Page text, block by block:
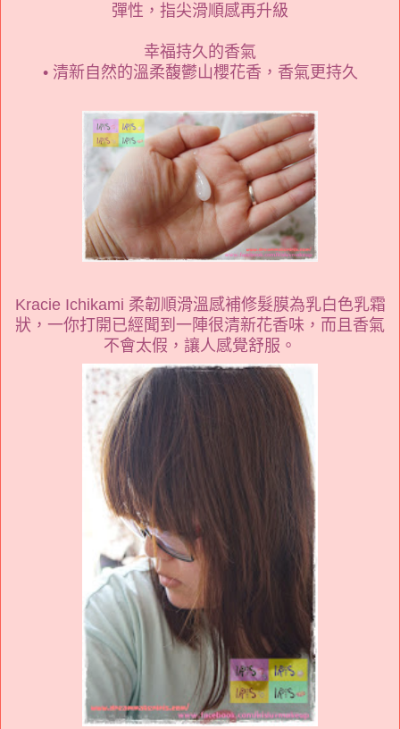
彈性，指尖滑順感再升級
幸福持久的香氣
• 清新自然的溫柔馥鬱山櫻花香，香氣更持久
Kracie Ichikami 柔韌順滑溫感補修髮膜為乳白色乳霜
狀，一你打開已經聞到一陣很清新花香味，而且香氣
不會太假，讓人感覺舒服。